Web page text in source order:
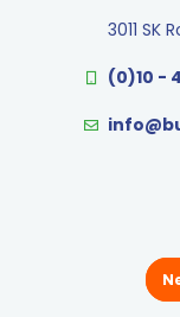
3011 SK
(0)10 -